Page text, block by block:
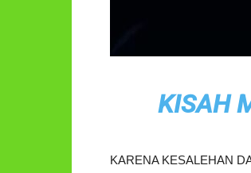
KISAH
KARENA KESALEHAN